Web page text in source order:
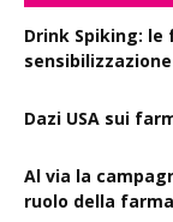
Drink Spiking: le
sensibilizzazione
Dazi USA sui
Al via la
ruolo della